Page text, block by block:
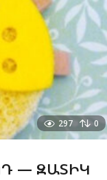
297 0
— ԶԱՏԻԿ